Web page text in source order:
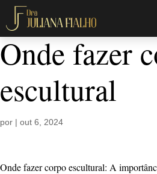
Onde fazer
escultural
por | out 6, 2024
Onde fazer corpo escultural: A